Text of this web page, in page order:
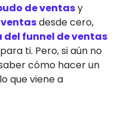
de ventasy
desde cero,
funnel de ventas
ti. Pero, si aún no
cómo hacer un
que viene a